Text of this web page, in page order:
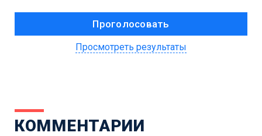
Просмотреть результаты
КОММЕНТАРИИ